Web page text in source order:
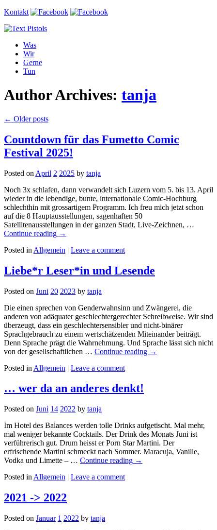
Kontakt
Was
Wir
Gerne
Tun
Author Archives: tanja
← Older posts
Countdown für das Fumetto Comic
Festival 2025!
Posted on April 2 2025 by tanja
Noch 3x schlafen, dann verwandelt sich Luzern vom 5. bis 13. April
wieder in die lebendige, bunte, internationale Comic-Hochburg
schlechthin mit grossartigem Programm. Ich freu mich jetzt schon
auf die 8 Hauptausstellungen, sagenhaften 50
Satellitenausstellungen in der ganzen Stadt, Live-Zeichnen, …
Continue reading →
Posted in Allgemein | Leave a comment
Liebe*r Leser*in und Lesende
Posted on Juni 20 2023 by tanja
Die einen sprechen von Genderwahnsinn und Zwängerei, die
anderen von adäquater geschlechtergerechter Schreibweise. Wir sind
überzeugt, dass ein geschlechtersensibler und nicht-binärer
Sprachgebrauch zu einem wertschätzenden Miteinander beiträgt.
Denn Sprache prägt die Wahrnehmung. Und Sprache lässt sich nicht
von der gesellschaftlichen … Continue reading →
Posted in Allgemein | Leave a comment
… wer da an anderes denkt!
Posted on Juni 14 2022 by tanja
Im Hotel des Balances werden tolle Drinks aufgetischt. Mal mehr,
mal weniger bekannte Cocktails. Der Drink des Monats Juni ist
verführerisch gut. Drum heisst er Porn Star Martini. Der
erfrischende Martini schmeckt nach Sommer. Maracuja, Vanille,
Vodka und Limette – … Continue reading →
Posted in Allgemein | Leave a comment
2021 -> 2022
Posted on Januar 1 2022 by tanja